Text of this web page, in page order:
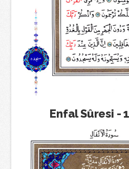
Enfal Sûresi -